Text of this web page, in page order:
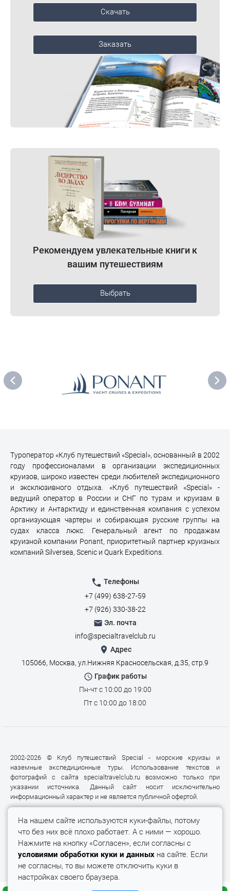
Скачать
Заказать
Рекомендуем увлекательные книги к
вашим путешествиям
Выбрать
Туроператор «Клуб путешествий «Special», основанный в 2002
году профессионалами в организации экспедиционных
круизов, широко известен среди любителей экспедиционного
и эксклюзивного отдыха. «Клуб путешествий «Special» -
ведущий оператор в России и СНГ по турам и круизам в
Арктику и Антарктиду и единственная компания с успехом
организующая чартеры и собирающая русские группы на
судах класса люкс. Генеральный агент по продажам
круизной компании Ponant, приоритетный партнер круизных
компаний Silversea, Scenic и Quark Expeditions.
Телефоны
+7 (499) 638-27-59
+7 (926) 330-38-22
Эл. почта
info@specialtravelclub.ru
Адрес
105066, Москва, ул.Нижняя Красносельская, д.35, стр.9
График работы
Пн-чт с 10:00 до 19:00
Пт с 10:00 до 18:00
2002-2026 © Клуб путешествий Special - морские круизы и
наземные экспедиционные туры. Использование текстов и
фотографий с сайта specialtravelclub.ru возможно только при
указании источника. Данный сайт носит исключительно
информационный характер и не является публичной офертой.
На нашем сайте используются куки-файлы, потому
что без них всё плохо работает. А с ними — хорошо.
Нажмите на кнопку «Согласен», если согласны с
условиями обработки куки и данных на сайте. Если
не согласны, то вы можете отключить куки в
настройках своего браузера.